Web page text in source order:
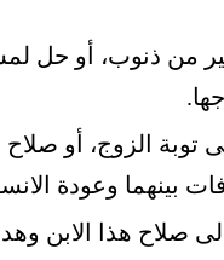
من ذنوب، أو حل
توبة الزوج، أو
بينهما وعودة
صلاح هذا الابن